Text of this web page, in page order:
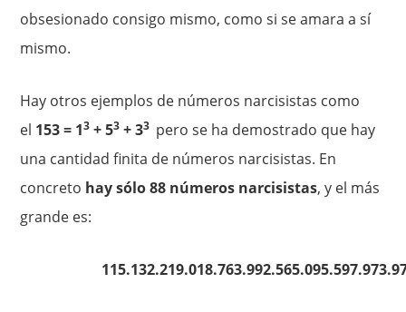
obsesionado consigo mismo, como si se amara a sí
mismo.
Hay otros ejemplos de números narcisistas como
el 153 = 13 + 53 + 33 pero se ha demostrado que hay
una cantidad finita de números narcisistas. En
concreto hay sólo 88 números narcisistas, y el más
grande es: